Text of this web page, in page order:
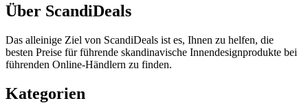
Über ScandiDeals
Das alleinige Ziel von ScandiDeals ist es, Ihnen zu helfen, die
besten Preise für führende skandinavische Innendesignprodukte bei
führenden Online-Händlern zu finden.
Kategorien